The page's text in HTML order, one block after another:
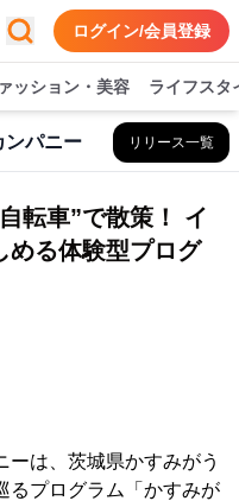
ログイン/会員登録
ッション・美容 ライフスタ
ンパニー リリース一覧
転車”で散策！ イ
める体験型プログ
は、茨城県かすみがう
るプログラム「かすみが